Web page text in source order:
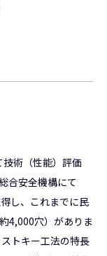
術（性能）評価
合安全機構にて
し、これまでに民
4,000穴）がありま
トキー工法の特長